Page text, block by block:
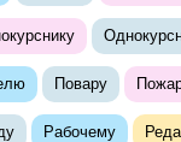
Повару
Рабочему